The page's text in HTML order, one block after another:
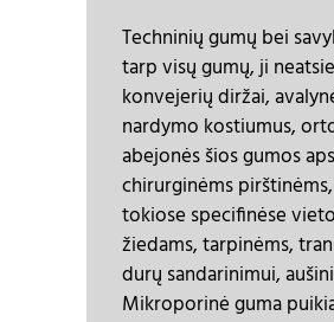
Techninių gumų bei
tarp visų gumų, ji
konvejerių diržai,
nardymo kostiumus,
abejonės šios gumos
chirurginėms
tokiose specifinėse
žiedams, tarpinėms,
durų sandarinimui,
Mikroporinė guma